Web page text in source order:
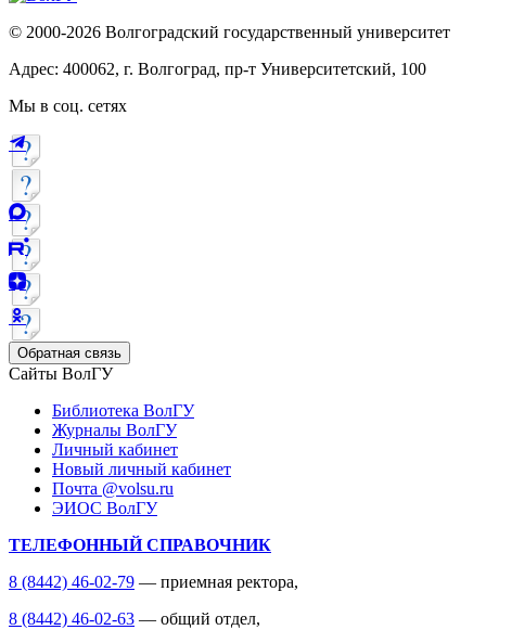
© 2000-2026 Волгоградский государственный университет
Адрес: 400062, г. Волгоград, пр-т Университетский, 100
Мы в соц. сетях
Обратная связь
Сайты ВолГУ
Библиотека ВолГУ
Журналы ВолГУ
Личный кабинет
Новый личный кабинет
Почта @volsu.ru
ЭИОС ВолГУ
ТЕЛЕФОННЫЙ СПРАВОЧНИК
8 (8442) 46-02-79 — приемная ректора,
8 (8442) 46-02-63 — общий отдел,